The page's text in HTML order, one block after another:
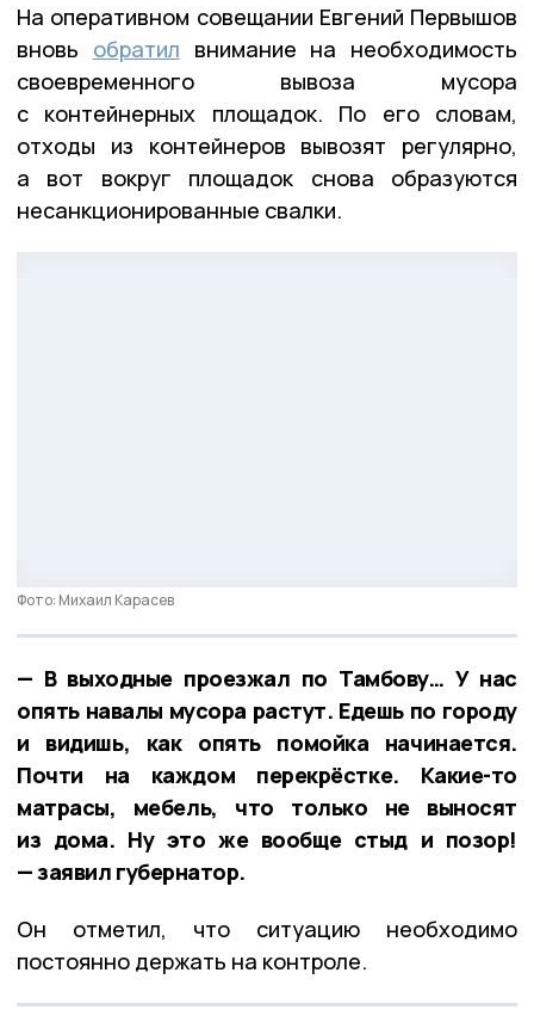
На оперативном совещании Евгений Первышов
вновь обратил внимание на необходимость
своевременного вывоза мусора
с контейнерных площадок. По его словам,
отходы из контейнеров вывозят регулярно,
а вот вокруг площадок снова образуются
несанкционированные свалки.
Фото: Михаил Карасев
— В выходные проезжал по Тамбову… У нас
опять навалы мусора растут. Едешь по городу
и видишь, как опять помойка начинается.
Почти на каждом перекрёстке. Какие-то
матрасы, мебель, что только не выносят
из дома. Ну это же вообще стыд и позор!
— заявил губернатор.
Он отметил, что ситуацию необходимо
постоянно держать на контроле.